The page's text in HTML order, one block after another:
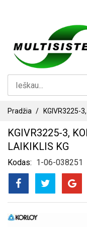
Pradžia KGIVR3225-
KGIVR3225-3,
LAIKIKLIS KG
Kodas 1-06-038251
PEREITI